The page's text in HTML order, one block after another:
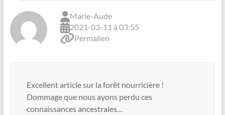
Marie-Aude
2021-03-11 à 03:55
Permalien
Excellent article sur la forêt nourricière !
Dommage que nous ayons perdu ces
connaissances ancestrales…